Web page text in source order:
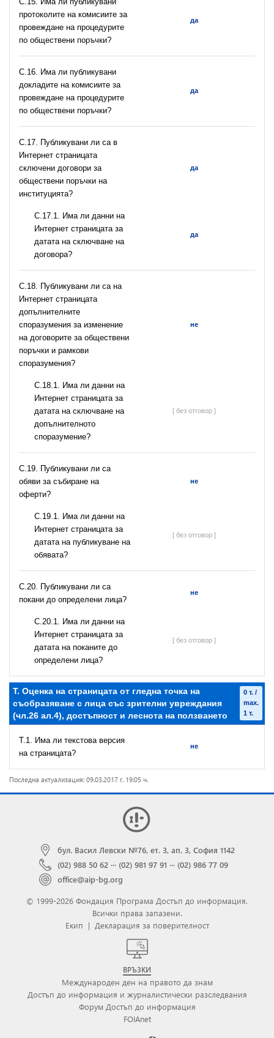
протоколите на комисиите за
провеждане на процедурите
по обществени поръчки?
да
С.16. Има ли публикувани
докладите на комисиите за
провеждане на процедурите
по обществени поръчки?
да
С.17. Публикувани ли са в
Интернет страницата
сключени договори за
обществени поръчки на
институцията?
да
С.17.1. Има ли данни на
Интернет страницата за
датата на сключване на
договора?
да
С.18. Публикувани ли са на
Интернет страницата
допълнителните
споразумения за изменение
на договорите за обществени
поръчки и рамкови
споразумения?
не
С.18.1. Има ли данни на
Интернет страницата за
датата на сключване на
допълнителното
споразумение?
[ без отговор ]
С.19. Публикувани ли са
обяви за събиране на
оферти?
не
С.19.1. Има ли данни на
Интернет страницата за
датата на публикуване на
обявата?
[ без отговор ]
С.20. Публикувани ли са
покани до определени лица?
не
С.20.1. Има ли данни на
Интернет страницата за
датата на поканите до
определени лица?
[ без отговор ]
T. Оценка на страницата от гледна точка на
съобразяване с лица със зрителни увреждания
(чл.26 ал.4), достъпност и леснота на ползването
0 т. /
max.
1 т.
T.1. Има ли текстова версия
на страницата?
не
Последна актуализация: 09.03.2017 г. 19:05 ч.
бул. Васил Левски №76, ет. 3, ап. 3, София 1142
(02) 988 50 62 ··· (02) 981 97 91 ··· (02) 986 77 09
office@aip-bg.org
© 1999-2026 Фондация Програма Достъп до информация.
Всички права запазени.
Екип | Декларация за поверителност
ВРЪЗКИ
Международен ден на правото да знам
Достъп до информация и журналистически разследвания
Форум Достъп до информация
FOIAnet